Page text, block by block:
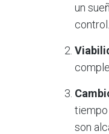
un
control.
son